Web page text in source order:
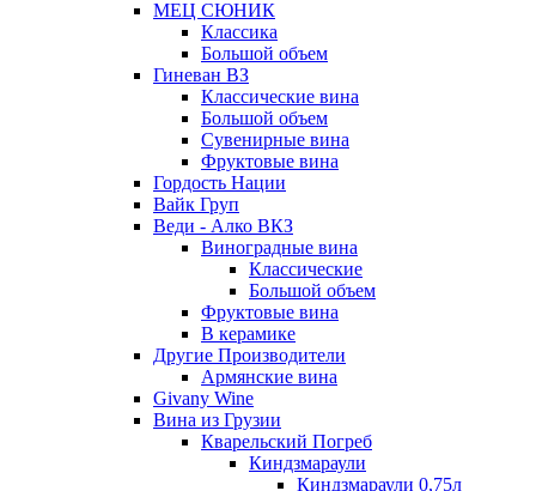
МЕЦ СЮНИК
Классика
Большой объем
Гиневан ВЗ
Классические вина
Большой объем
Сувенирные вина
Фруктовые вина
Гордость Нации
Вайк Груп
Веди - Алко ВКЗ
Виноградные вина
Классические
Большой объем
Фруктовые вина
В керамике
Другие Производители
Армянские вина
Givany Wine
Вина из Грузии
Кварельский Погреб
Киндзмараули
Киндзмараули 0,75л